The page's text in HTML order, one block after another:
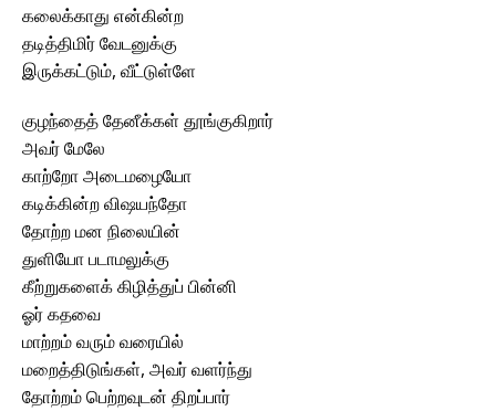
கலைக்காது என்கின்ற
தடித்திமிர் வேடனுக்கு
இருக்கட்டும், வீட்டுள்ளே
குழந்தைத் தேனீக்கள் தூங்குகிறார்
அவர் மேலே
காற்றோ அடைமழையோ
கடிக்கின்ற விஷயந்தோ
தோற்ற மன நிலையின்
துளியோ படாமலுக்கு
கீற்றுகளைக் கிழித்துப் பின்னி
ஓர் கதவை
மாற்றம் வரும் வரையில்
மறைத்திடுங்கள், அவர் வளர்ந்து
தோற்றம் பெற்றவுடன் திறப்பார்